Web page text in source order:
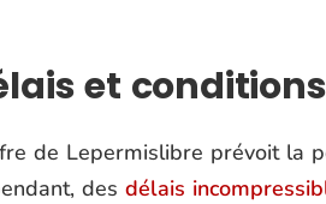
et
de Lepermislibre prévoit la
des délais